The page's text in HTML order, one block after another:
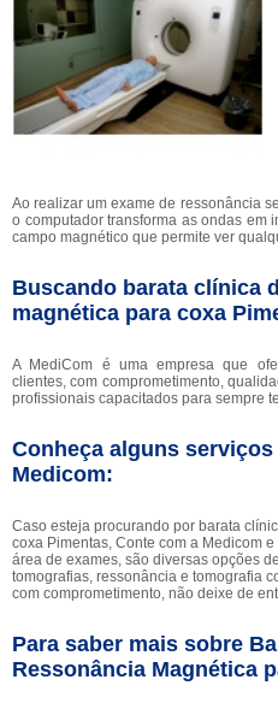
Ao realizar um exame de ressonância
o computador transforma as ondas em
campo magnético que permite ver
Buscando barata clínica
magnética para coxa
A MediCom é uma empresa que
clientes, com comprometimento,
profissionais capacitados para sempre
Conheça alguns
Medicom:
Caso esteja procurando por barata
coxa Pimentas, Conte com a Medicom
área de exames, são diversas opções
tomografias, ressonância e tomografia
com comprometimento, não deixe de
Para saber mais sobre
Ressonância Magnética